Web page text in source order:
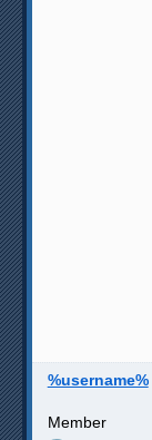
%username%
Member